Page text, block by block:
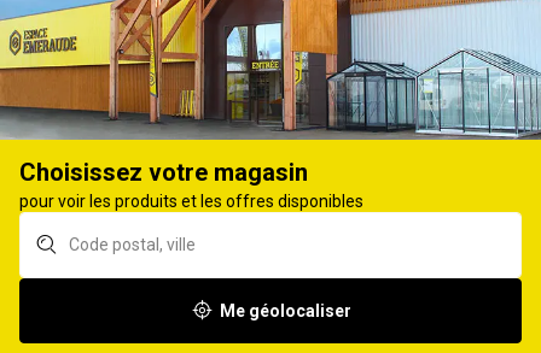
ETAGÈRE, ARMOIRE DE RANGEMENT,
TRÉTEAUX
36produits Affiner
STORAGE pieds pour
Choisissez votre magasin
pour voir les produits et les offres disponibles
Me géolocaliser